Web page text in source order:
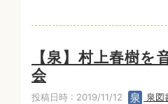
【泉】村上春樹を
会
投稿日時 : 2019/11/12 泉図